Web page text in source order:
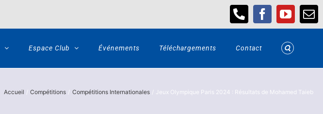
Téléphone
Facebook
Espace Club Événements Téléchargements Contact
Accueil Compétitions Compétitions Internationales Jeux Olympique Paris 2024 : Résultats de Mohamed Taieb